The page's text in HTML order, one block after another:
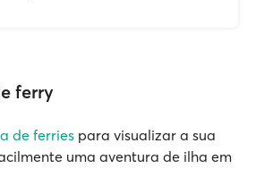
ferry
de ferries para visualizar a sua
uma aventura de ilha em